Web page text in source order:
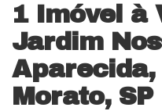
1 Imóvel à
Jardim
Morato, SP